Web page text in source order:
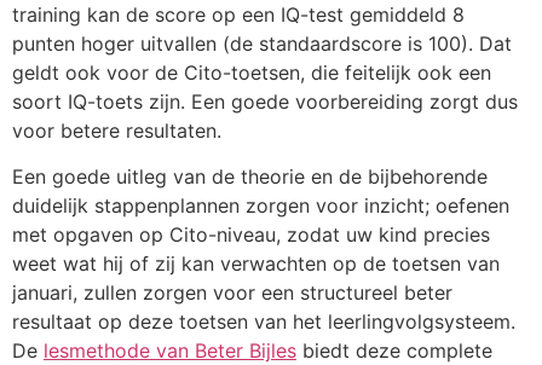
training kan de score op een IQ-test gemiddeld 8
punten hoger uitvallen (de standaardscore is 100). Dat
geldt ook voor de Cito-toetsen, die feitelijk ook een
soort IQ-toets zijn. Een goede voorbereiding zorgt dus
voor betere resultaten.
Een goede uitleg van de theorie en de bijbehorende
duidelijk stappenplannen zorgen voor inzicht; oefenen
met opgaven op Cito-niveau, zodat uw kind precies
weet wat hij of zij kan verwachten op de toetsen van
januari, zullen zorgen voor een structureel beter
resultaat op deze toetsen van het leerlingvolgsysteem.
De lesmethode van Beter Bijles biedt deze complete